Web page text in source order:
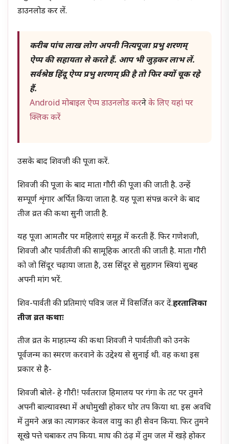
डाउनलोड कर लें.
करीब पांच लाख लोग अपनी नित्यपूजा प्रभु शरणम्
ऐप्प की सहायता से करते हैं. आप भी जुड़कर लाभ लें.
सर्वश्रेष्ठ हिंदू ऐप्प प्रभु शरणम् फ्री है तो फिर क्यों चूक रहे
हैं.
Android मोबाइल ऐप्प डाउनलोड करनेके लिए यहां पर
क्लिक करें
उसके बाद शिवजी की पूजा करें.
शिवजी की पूजा के बाद माता गौरी की पूजा की जाती है. उन्हें
सम्पूर्ण शृंगार अर्पित किया जाता है. यह पूजा संपन्न करने के बाद
तीज व्रत की कथा सुनी जाती है.
यह पूजा आमतौर पर महिलाएं समूह में करती हैं. फिर गणेशजी,
शिवजी और पार्वतीजी की सामूहिक आरती की जाती है. माता गौरी
को जो सिंदूर चढ़ाया जाता है, उस सिंदूर से सुहागन स्त्रियां सुबह
अपनी मांग भरें.
शिव-पार्वती की प्रतिमाएं पवित्र जल में विसर्जित कर दें.हरतालिका
तीज व्रत कथाः
तीज व्रत के माहात्म्य की कथा शिवजी ने पार्वतीजी को उनके
पूर्वजन्म का स्मरण करवाने के उद्देश्य से सुनाई थी. वह कथा इस
प्रकार से है-
शिवजी बोले- हे गौरी! पर्वतराज हिमालय पर गंगा के तट पर तुमने
अपनी बाल्यावस्था में अधोमुखी होकर घोर तप किया था. इस अवधि
में तुमने अन्न का त्यागकर केवल वायु का ही सेवन किया. फिर तुमने
सूखे पत्ते चबाकर तप किया. माघ की ठंढ़ में तुम जल में खड़े होकर